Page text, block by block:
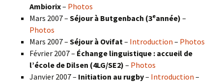
Ambiorix– Photos
Mars 2007 – Séjour à Butgenbach (3eannée) –
Photos
Mars 2007 – Séjour à Ovifat – Introduction – Photos
Février 2007 – Échange linguistique : accueil de
l’école de Dilsen (4LG/SE2) – Photos
Janvier 2007 – Initiation au rugby– Introduction –